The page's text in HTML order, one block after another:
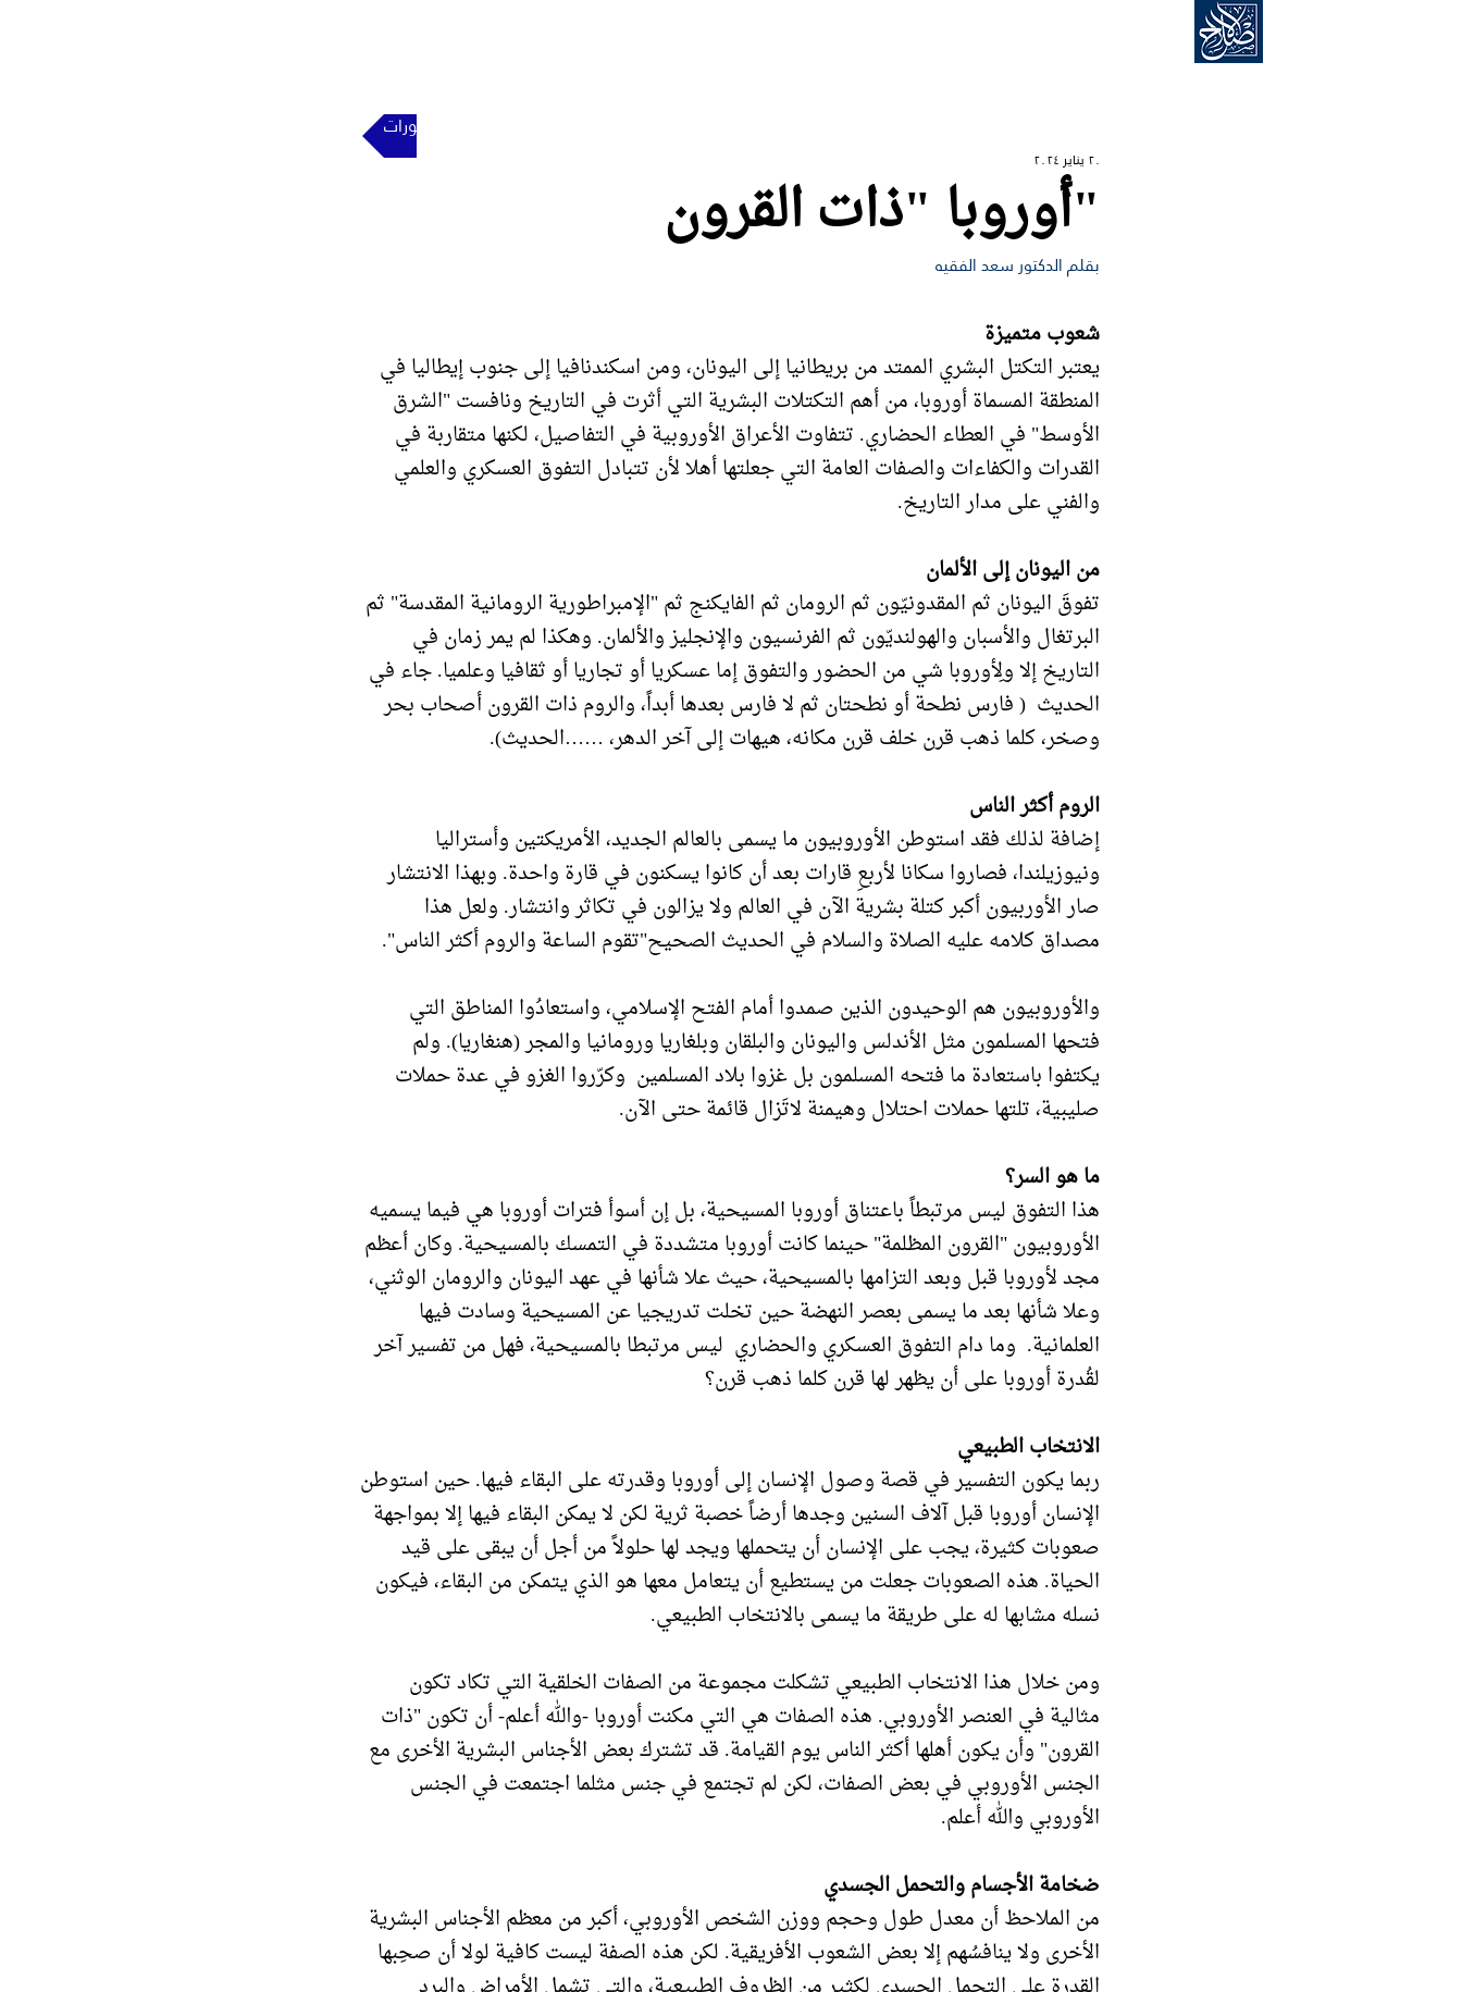
للعودة إلى المنشورات
٢٠ يناير ٢٠٢٤
أوروبا "ذات القرون"
بقلم الدكتور سعد الفقيه
شعوب متميزة
يعتبر التكتل البشري الممتد من بريطانيا إلى اليونان، ومن اسكندنافيا إلى جنوب إيطاليا في
المنطقة المسماة أوروبا، من أهم التكتلات البشرية التي أثرت في التاريخ ونافست "الشرق
الأوسط" في العطاء الحضاري. تتفاوت الأعراق الأوروبية في التفاصيل، لكنها متقاربة في
القدرات والكفاءات والصفات العامة التي جعلتها أهلا لأن تتبادل التفوق العسكري والعلمي
والفني على مدار التاريخ.
من اليونان إلى الألمان
تفوقَ اليونان ثم المقدونيّون ثم الرومان ثم الفايكنج ثم "الإمبراطورية الرومانية المقدسة" ثم
البرتغال والأسبان والهولنديّون ثم الفرنسيون والإنجليز والألمان. وهكذا لم يمر زمان في
التاريخ إلا ولِأوروبا شي من الحضور والتفوق إما عسكريا أو تجاريا أو ثقافيا وعلميا. جاء في
الحديث ( فارس نطحة أو نطحتان ثم لا فارس بعدها أبداً، والروم ذات القرون أصحاب بحر
وصخر، كلما ذهب قرن خلف قرن مكانه، هيهات إلى آخر الدهر، ……الحديث).
الروم أكثر الناس
إضافة لذلك فقد استوطن الأوروبيون ما يسمى بالعالم الجديد، الأمريكتين وأستراليا
ونيوزيلندا، فصاروا سكانا لأربعِ قارات بعد أن كانوا يسكنون في قارة واحدة. وبهذا الانتشار
صار الأوربيون أكبر كتلة بشرية الآن في العالم ولا يزالون في تكاثر وانتشار. ولعل هذا
مصداق كلامه عليه الصلاة والسلام في الحديث الصحيح"تقوم الساعة والروم أكثر الناس".
والأوروبيون هم الوحيدون الذين صمدوا أمام الفتح الإسلامي، واستعادُوا المناطق التي
فتحها المسلمون مثل الأندلس واليونان والبلقان وبلغاريا ورومانيا والمجر (هنغاريا). ولم
يكتفوا باستعادة ما فتحه المسلمون بل غزوا بلاد المسلمين وكرّروا الغزو في عدة حملات
صليبية، تلتها حملات احتلال وهيمنة لاتَزال قائمة حتى الآن.
ما هو السر؟
هذا التفوق ليس مرتبطاً باعتناق أوروبا المسيحية، بل إن أسوأ فترات أوروبا هي فيما يسميه
الأوروبيون "القرون المظلمة" حينما كانت أوروبا متشددة في التمسك بالمسيحية. وكان أعظم
مجد لأوروبا قبل وبعد التزامها بالمسيحية، حيث علا شأنها في عهد اليونان والرومان الوثني،
وعلا شأنها بعد ما يسمى بعصر النهضة حين تخلت تدريجيا عن المسيحية وسادت فيها
العلمانية. وما دام التفوق العسكري والحضاري ليس مرتبطا بالمسيحية، فهل من تفسير آخر
لقُدرة أوروبا على أن يظهر لها قرن كلما ذهب قرن؟
الانتخاب الطبيعي
ربما يكون التفسير في قصة وصول الإنسان إلى أوروبا وقدرته على البقاء فيها. حين استوطن
الإنسان أوروبا قبل آلاف السنين وجدها أرضاً خصبة ثرية لكن لا يمكن البقاء فيها إلا بمواجهة
صعوبات كثيرة، يجب على الإنسان أن يتحملها ويجد لها حلولاً من أجل أن يبقى على قيد
الحياة. هذه الصعوبات جعلت من يستطيع أن يتعامل معها هو الذي يتمكن من البقاء، فيكون
نسله مشابها له على طريقة ما يسمى بالانتخاب الطبيعي.
ومن خلال هذا الانتخاب الطبيعي تشكلت مجموعة من الصفات الخلقية التي تكاد تكون
مثالية في العنصر الأوروبي. هذه الصفات هي التي مكنت أوروبا -والله أعلم- أن تكون "ذات
القرون" وأن يكون أهلها أكثر الناس يوم القيامة. قد تشترك بعض الأجناس البشرية الأخرى مع
الجنس الأوروبي في بعض الصفات، لكن لم تجتمع في جنس مثلما اجتمعت في الجنس
الأوروبي والله أعلم.
ضخامة الأجسام والتحمل الجسدي
من الملاحظ أن معدل طول وحجم ووزن الشخص الأوروبي، أكبر من معظم الأجناس البشرية
الأخرى ولا ينافسُهم إلا بعض الشعوب الأفريقية. لكن هذه الصفة ليست كافية لولا أن صحِبها